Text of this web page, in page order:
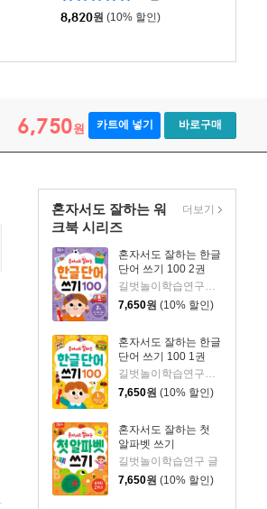
8,820원 (10% 할인)
6,750원 카트에 넣기 바로구매
혼자서도 잘하는 워
크북 시리즈
혼자서도 잘하는 한글
단어 쓰기 100 2권
길벗놀이학습연구소 글/김희정 그림
7,650원 (10% 할인)
혼자서도 잘하는 한글
단어 쓰기 100 1권
7,650원 (10% 할인)
혼자서도 잘하는 첫
알파벳 쓰기
길벗놀이학습연구 글
7,650원 (10% 할인)
더보기